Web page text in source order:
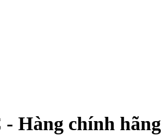
Hàng chính hãng